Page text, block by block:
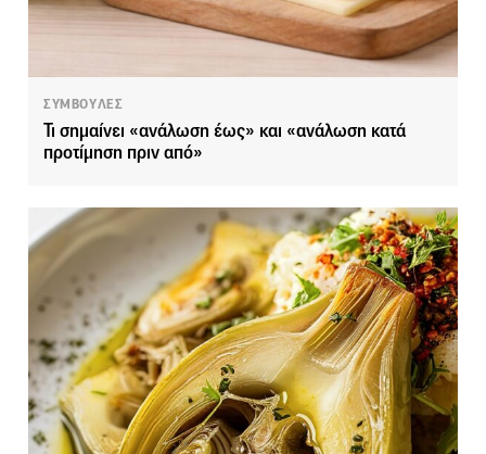
ΣΥΜΒΟΥΛΕΣ
Τι σημαίνει «ανάλωση έως» και «ανάλωση κατά
προτίμηση πριν από»